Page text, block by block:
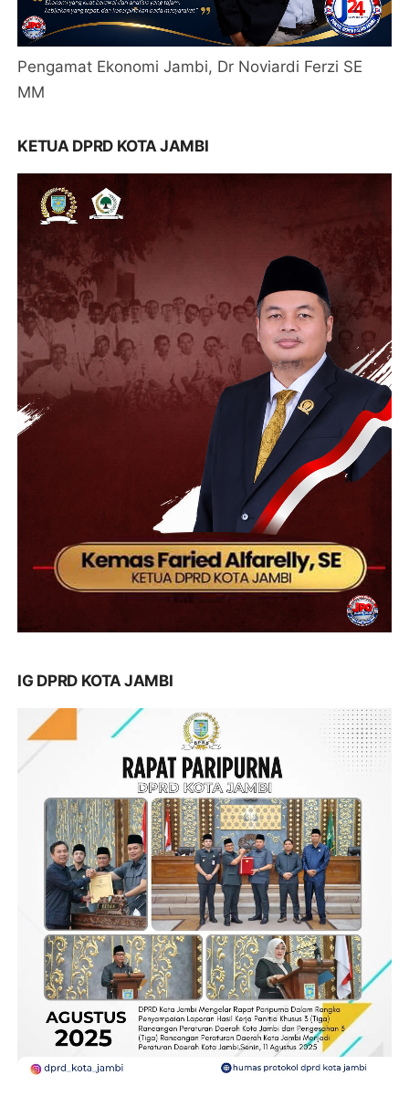
Pengamat Ekonomi Jambi, Dr Noviardi Ferzi SE
MM
KETUA DPRD KOTA JAMBI
IG DPRD KOTA JAMBI